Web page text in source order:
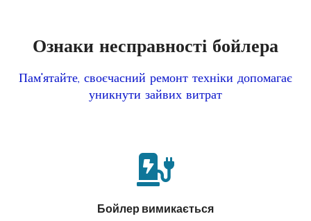
Ознаки несправності бойлера
Пам'ятайте, своєчасний ремонт техніки допомагає
уникнути зайвих витрат
Бойлер вимикається